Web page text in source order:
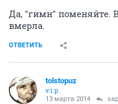
Да, "гимн" поменяйте.
вмерла.
ОТВЕТИТЬ
tolstopuz
v.i.p.
13 марта 2014